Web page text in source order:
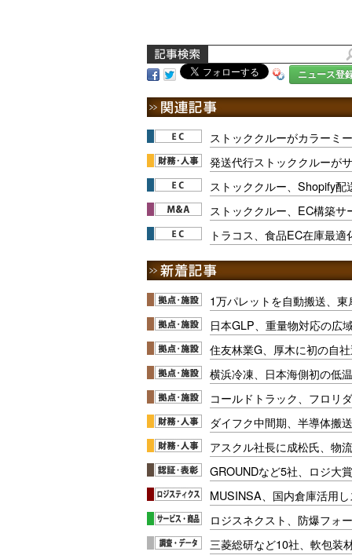
ニュース登
ストッククルーがカラーミ
発送代行ストッククルーが
ストッククルー、Shopify
ストッククルー、EC構築
トラコス、食品EC在庫最
1万パレットを自動搬送、
日本GLP、重量物対応の広
住友林業G、厚木に初の自
横浜冷凍、日本海側初の低
コールドトラック、フロリ
ダイフク中間期、半導体搬
アスクル社長に成松氏、物
GROUNDなど5社、ロジ大
MUSINSA、国内倉庫活用
ロジスネクスト、防爆フォ
三菱総研など10社、軟包装